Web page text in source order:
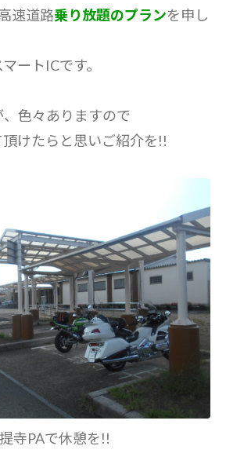
速道路乗り放題のプランを申し
ートICです。
色々ありますので
けたらと思いご紹介を!!
寺PAで休憩を!!